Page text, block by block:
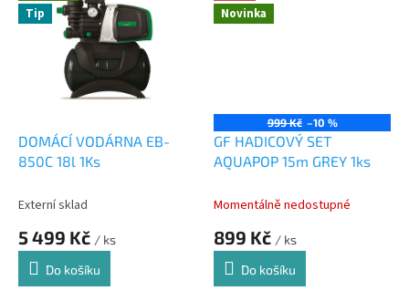
Tip
DOMÁCÍ VODÁRNA EB-
850C 18l 1Ks
Externí sklad
5 499 Kč / ks
Do košíku
Novinka
999 Kč –10 %
GF HADICOVÝ SET
AQUAPOP 15m GREY 1ks
Momentálně nedostupné
899 Kč / ks
Do košíku